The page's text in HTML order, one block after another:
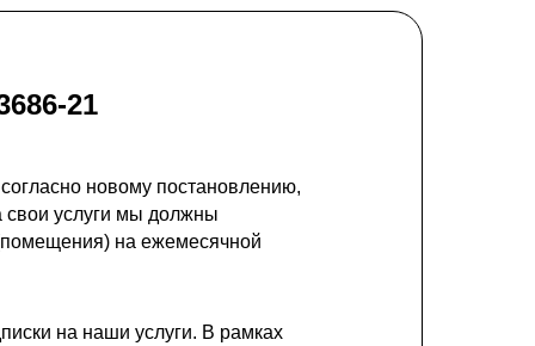
21
новому постановлению,
свои услуги мы должны
на ежемесячной
на наши услуги. В рамках